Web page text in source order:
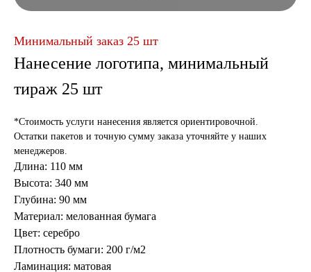
Минимальный заказ 25 шт
Нанесение логотипа, минимальный
тираж 25 шт
*Стоимость услуги нанесения является ориентировочной.
Остатки пакетов и точную сумму заказа уточняйте у наших
менеджеров.
Длина: 110 мм
Высота: 340 мм
Глубина: 90 мм
Материал: мелованная бумага
Цвет: серебро
Плотность бумаги: 200 г/м2
Ламинация: матовая